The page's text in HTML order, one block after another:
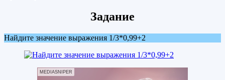
Задание
Найдите значение выражения 1/3*0,99+2
MEDIASNIPER